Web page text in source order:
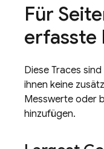
Für
erfasste
Diese Traces
ihnen keine
Messwerte oder
hinzufügen.